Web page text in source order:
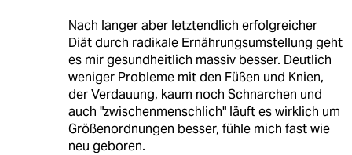
Nach langer aber letztendlich erfolgreicher
Diät durch radikale Ernährungsumstellung geht
es mir gesundheitlich massiv besser. Deutlich
weniger Probleme mit den Füßen und Knien,
der Verdauung, kaum noch Schnarchen und
auch "zwischenmenschlich" läuft es wirklich um
Größenordnungen besser, fühle mich fast wie
neu geboren.